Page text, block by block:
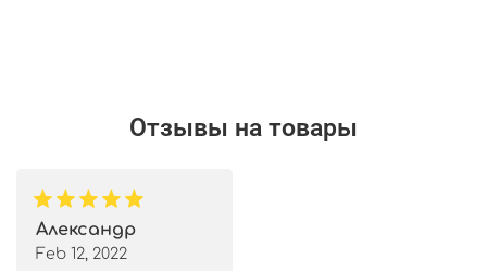
Отзывы на товары
Александр
Feb 12, 2022